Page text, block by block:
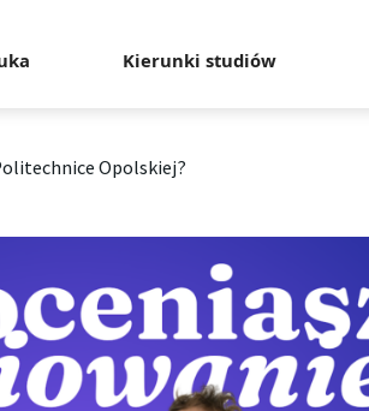
Kierunki studiów
Opolskiej?